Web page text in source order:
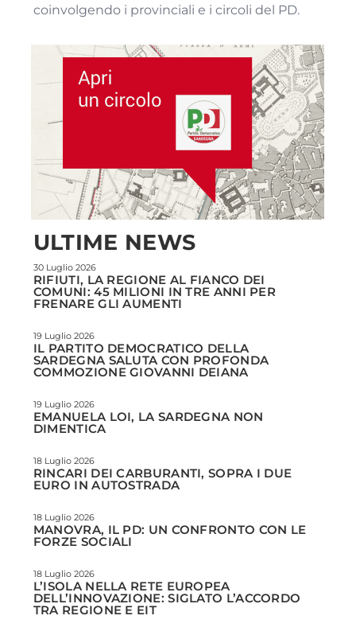
coinvolgendo i provinciali e i circoli del PD.
ULTIME NEWS
30 Luglio 2026
RIFIUTI, LA REGIONE AL FIANCO DEI
COMUNI: 45 MILIONI IN TRE ANNI PER
FRENARE GLI AUMENTI
19 Luglio 2026
IL PARTITO DEMOCRATICO DELLA
SARDEGNA SALUTA CON PROFONDA
COMMOZIONE GIOVANNI DEIANA
19 Luglio 2026
EMANUELA LOI, LA SARDEGNA NON
DIMENTICA
18 Luglio 2026
RINCARI DEI CARBURANTI, SOPRA I DUE
EURO IN AUTOSTRADA
18 Luglio 2026
MANOVRA, IL PD: UN CONFRONTO CON LE
FORZE SOCIALI
18 Luglio 2026
L’ISOLA NELLA RETE EUROPEA
DELL’INNOVAZIONE: SIGLATO L’ACCORDO
TRA REGIONE E EIT